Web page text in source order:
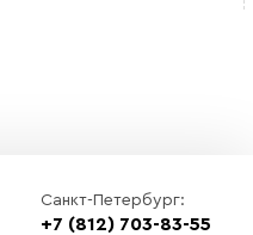
Санкт-Петербург:
+7 (812) 703-83-55